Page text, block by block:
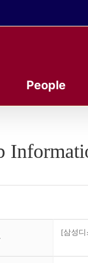
People
[삼성디